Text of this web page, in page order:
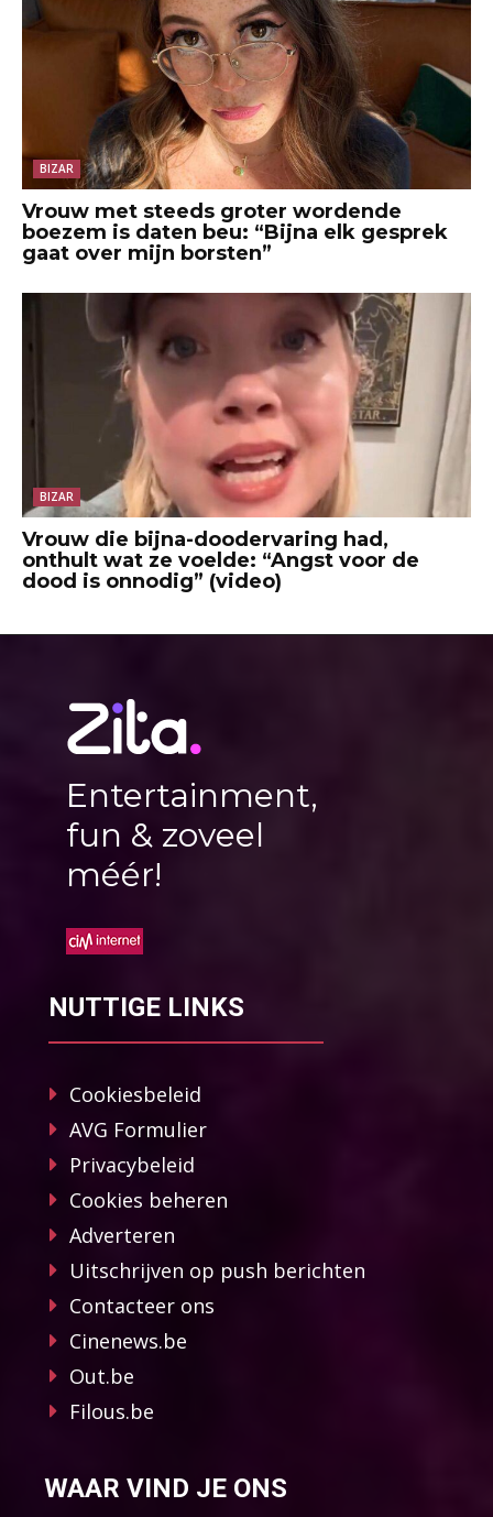
BIZAR
Vrouw met steeds groter wordende
boezem is daten beu: “Bijna elk gesprek
gaat over mijn borsten”
BIZAR
Vrouw die bijna-doodervaring had,
onthult wat ze voelde: “Angst voor de
dood is onnodig” (video)
Entertainment,
fun & zoveel
méér!
NUTTIGE LINKS
Cookiesbeleid
AVG Formulier
Privacybeleid
Cookies beheren
Adverteren
Uitschrijven op push berichten
Contacteer ons
Cinenews.be
Out.be
Filous.be
WAAR VIND JE ONS